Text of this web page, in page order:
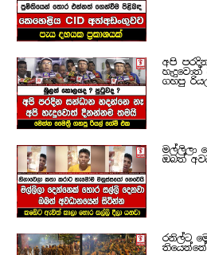
අපි
ගහපු
මල්ලිලා
ඔබත්
රනිල්ට